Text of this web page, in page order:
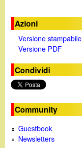
Azioni
Versione stampabile
Versione PDF
Condividi
Community
Guestbook
Newsletters